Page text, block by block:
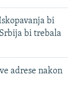
bi
bi trebala
adrese nakon